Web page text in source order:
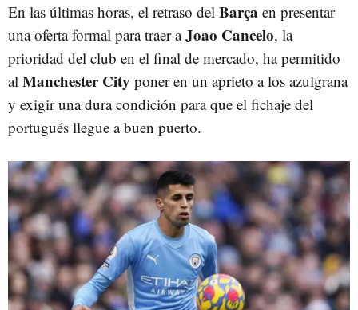
En las últimas horas, el retraso del Barça en presentar
una oferta formal para traer aJoao Cancelo, la
prioridad del club en el final de mercado, ha permitido
al Manchester City poner en un aprieto a los azulgrana
y exigir una dura condición para que el fichaje del
portugués llegue a buen puerto.